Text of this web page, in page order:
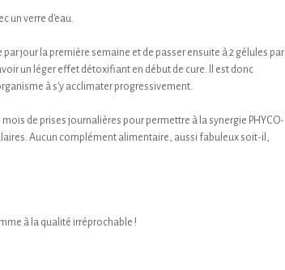
un verre d'eau.
jour la première semaine et de passer ensuite à 2 gélules par
un léger effet détoxifiant en début de cure. Il est donc
à s'y acclimater progressivement.
de prises journalières pour permettre à la synergie PHYCO-
Aucun complément alimentaire, aussi fabuleux soit-il,
à la qualité irréprochable !